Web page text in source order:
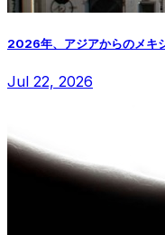
2026年、アジアからのメキ
Jul 22, 2026